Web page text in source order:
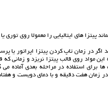
پیتزا های ایتالیایی را معمولا روی
در زمان تاپ کردن پیتزا اپراتور یا
مواد روی قالب پیتزا نریزد و زمانی که
استفاده در مراحله بعدی آماده می
زمان هفت دقیقه و با دمای دویست و